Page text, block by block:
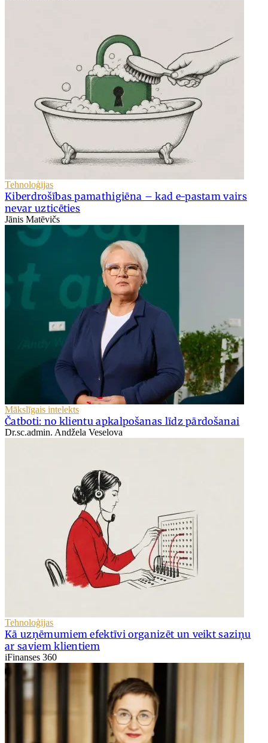
Tehnoloģijas
Kiberdrošības pamathigiēna – kad e-pastam vairs
nevar uzticēties
Jānis Matēvičs
Mākslīgais intelekts
Čatboti: no klientu apkalpošanas līdz pārdošanai
Dr.sc.admin. Andžela Veselova
Tehnoloģijas
Kā uzņēmumiem efektīvi organizēt un veikt saziņu
ar saviem klientiem
iFinanses 360